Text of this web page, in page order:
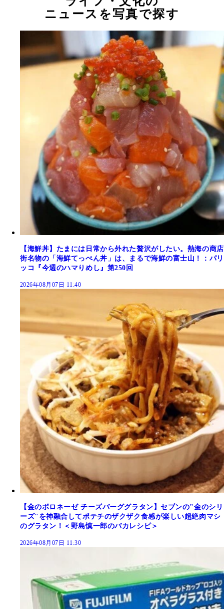
ニュースを写真で探す
【海鮮丼】たまには日常から外れた贅沢がしたい。熱海の商店
街名物の「海鮮てっぺん丼」は、まるで海鮮の富士山！：パリ
ッコ『今週のハマりめし』第250回
2026年08月07日 11:40
【金のボロネーゼ チーズバーググラタン】セブンの"金のシリ
ーズ"を神融合してポテチのザクザク食感が楽しい超絶肉マシ
のグラタン！＜野島慎一郎のバカレシピ＞
2026年08月07日 11:30